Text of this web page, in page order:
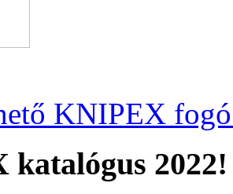
KNIPEX fogó
2022!